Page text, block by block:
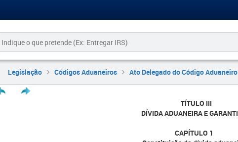
Legislação Códigos Aduaneiros Ato Delegado do Código
TÍTULO III
DÍVIDA ADUANEIRA E
CAPÍTULO 1